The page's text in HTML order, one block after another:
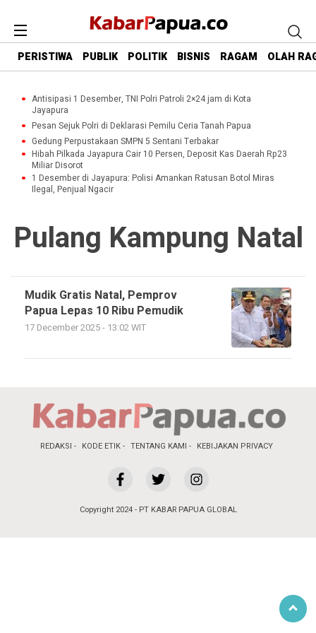
PERISTIWA PUBLIK POLITIK BISNIS RAGAM OLAH
Antisipasi 1 Desember, TNI Polri Patroli 2×24 jam di Kota
Jayapura
Pesan Sejuk Polri di Deklarasi Pemilu Ceria Tanah Papua
Gedung Perpustakaan SMPN 5 Sentani Terbakar
Hibah Pilkada Jayapura Cair 10 Persen, Deposit Kas Daerah Rp23
Miliar Disorot
1 Desember di Jayapura: Polisi Amankan Ratusan Botol Miras
Ilegal, Penjual Ngacir
Pulang Kampung Natal
Mudik Gratis Natal, Pemprov
Papua Lepas 10 Ribu Pemudik
17 December 2025 - 13:02 WIT
REDAKSI KODE ETIK TENTANG KAMI KEBIJAKAN PRIVACY
Copyright 2024 - PT KABAR PAPUA GLOBAL